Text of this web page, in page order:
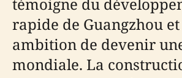
rapide de Guangzhou
ambition de devenir
mondiale. La